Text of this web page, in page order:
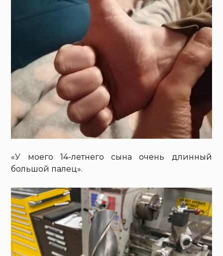
«У моего 14-летнего сына очень длинный
большой палец».